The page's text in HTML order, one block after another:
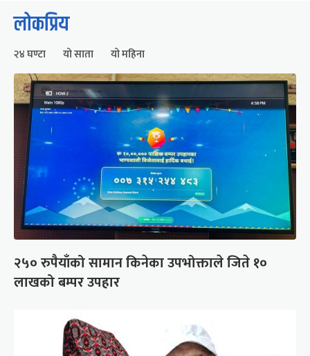
लोकप्रिय
२४ घण्टा यो साता यो महिना
२५० रुपैयाँको सामान किनेका उपभोक्ताले जिते १०
लाखको बम्पर उपहार